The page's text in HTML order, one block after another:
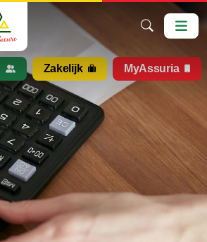
Zakelijk MyAssuria